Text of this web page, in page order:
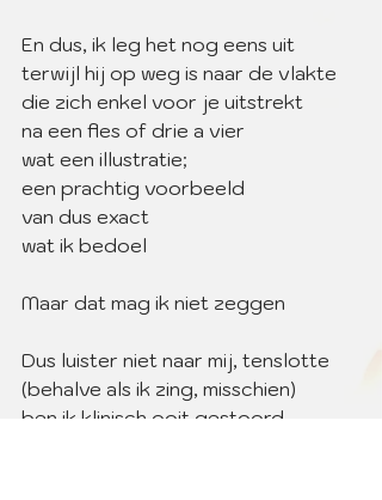
En dus, ik leg het nog eens uit
terwijl hij op weg is naar de vlakte
die zich enkel voor je uitstrekt
na een fles of drie a vier
wat een illustratie;
een prachtig voorbeeld
van dus exact
wat ik bedoel
Maar dat mag ik niet zeggen
Dus luister niet naar mij, tenslotte
(behalve als ik zing, misschien)
ben ik klinisch ooit gestoord